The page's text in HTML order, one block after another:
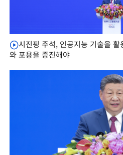
시진핑 주석, 인공지능 기술을
와 포용을 증진해야